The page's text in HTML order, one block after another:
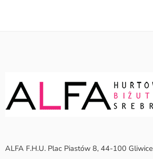
ALFA F.H.U. Plac Piastów 8, 44-100 Gliwice